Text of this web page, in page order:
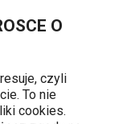
O
czyli
To nie
cookies.